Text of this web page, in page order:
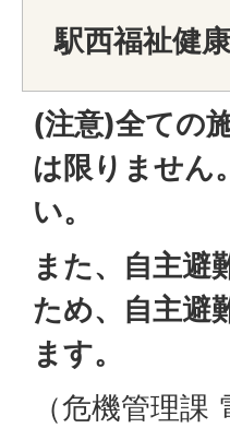
駅西福祉健
(注意)全ての
は限りません
い。
また、自主避
ため、自主避
ます。
（危機管理